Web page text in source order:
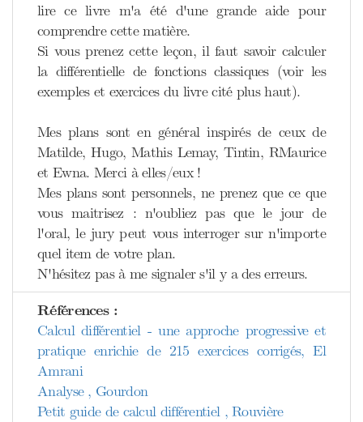
lire ce livre m'a été d'une grande aide pour
comprendre cette matière.
Si vous prenez cette leçon, il faut savoir calculer
la différentielle de fonctions classiques (voir les
exemples et exercices du livre cité plus haut).
Mes plans sont en général inspirés de ceux de
Matilde, Hugo, Mathis Lemay, Tintin, RMaurice
et Ewna. Merci à elles/eux !
Mes plans sont personnels, ne prenez que ce que
vous maitrisez : n'oubliez pas que le jour de
l'oral, le jury peut vous interroger sur n'importe
quel item de votre plan.
N'hésitez pas à me signaler s'il y a des erreurs.
Références :
Calcul différentiel - une approche progressive et
pratique enrichie de 215 exercices corrigés, El
Amrani
Analyse , Gourdon
Petit guide de calcul différentiel , Rouvière